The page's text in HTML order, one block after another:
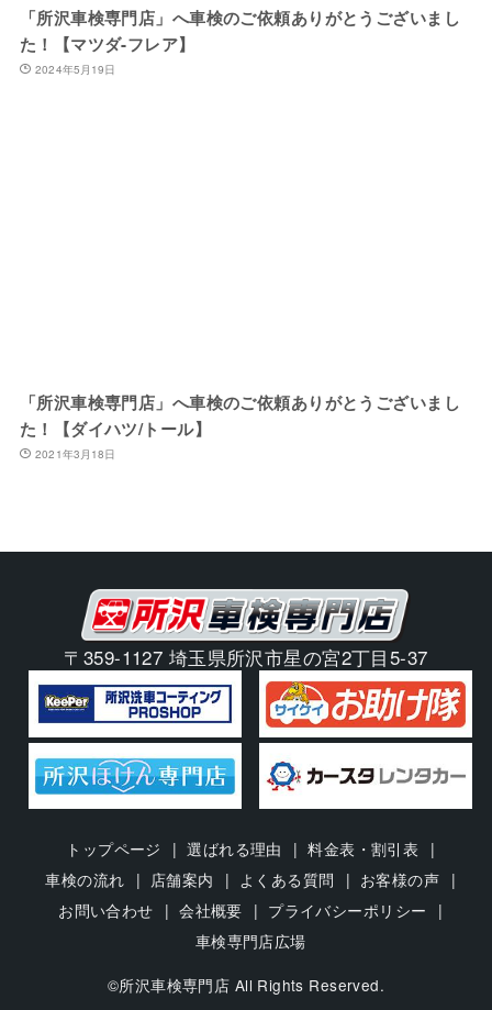
「所沢車検専門店」へ車検のご依頼ありがとうございまし
た！【マツダ-フレア】
2024年5月19日
「所沢車検専門店」へ車検のご依頼ありがとうございまし
た！【ダイハツ/トール】
2021年3月18日
〒359-1127 埼玉県所沢市星の宮2丁目5-37
トップページ 選ばれる理由
料金表・割引表
車検の流れ
店舗案内 よくある質問
お客様の声
お問い合わせ
会社概要
プライバシーポリシー
車検専門店広場
©所沢車検専門店 All Rights Reserved.